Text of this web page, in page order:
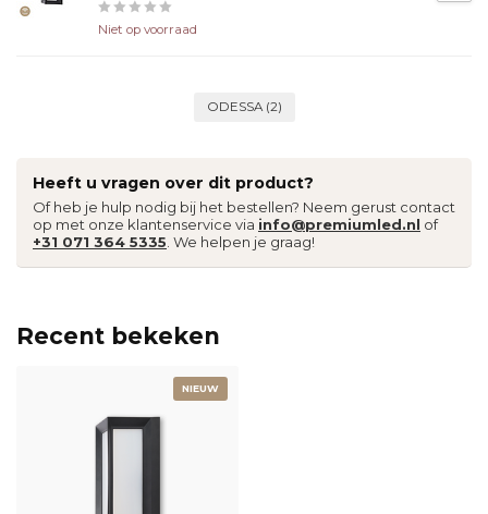
Niet op voorraad
ODESSA (2)
Heeft u vragen over dit product?
Of heb je hulp nodig bij het bestellen? Neem gerust contact
op met onze klantenservice via info@premiumled.nl of
+31 071 364 5335 . We helpen je graag!
Recent bekeken
NIEUW